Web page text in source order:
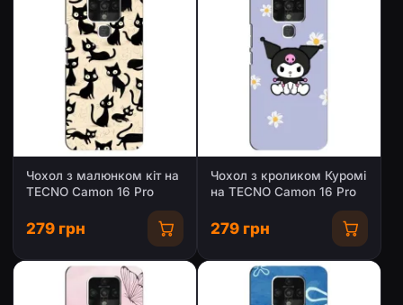
Чохол з малюнком кіт на
TECNO Camon 16 Pro
279 грн
Чохол з кроликом Куромі
на TECNO Camon 16 Pro
279 грн